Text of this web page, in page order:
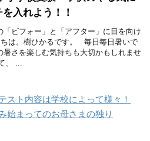
入れよう！！
「ビフォー」と「アフター」に目を向け
は。樹ひかるです。 毎日毎日暑いで
暑さを楽しむ気持ちも大切かもしれませ
...
ト内容は学校によって様々！
まってのお母さまの独り